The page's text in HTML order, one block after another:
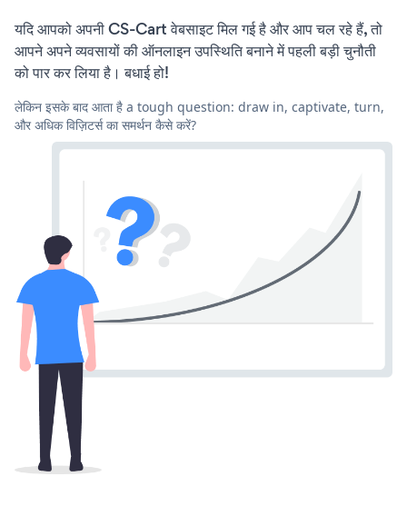
यदि आपको अपनी CS-Cart वेबसाइट मिल गई है और आप चल रहे हैं, तो
आपने अपने व्यवसायों की ऑनलाइन उपस्थिति बनाने में पहली बड़ी चुनौती
को पार कर लिया है। बधाई हो!
लेकिन इसके बाद आता है a tough question: draw in, captivate, turn,
और अधिक विज़िटर्स का समर्थन कैसे करें?